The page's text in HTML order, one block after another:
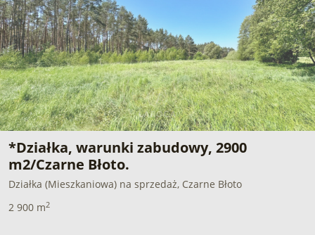
*Działka, warunki zabudowy, 2900
m2/Czarne Błoto.
Działka (Mieszkaniowa) na sprzedaż, Czarne Błoto
2 900 m2